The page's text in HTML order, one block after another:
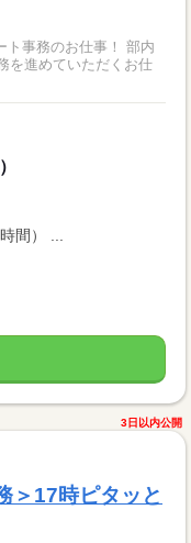
ト事務のお仕事！ 部内
を進めていただくお仕
間） ...
3日以内公開
＞17時ピタッと